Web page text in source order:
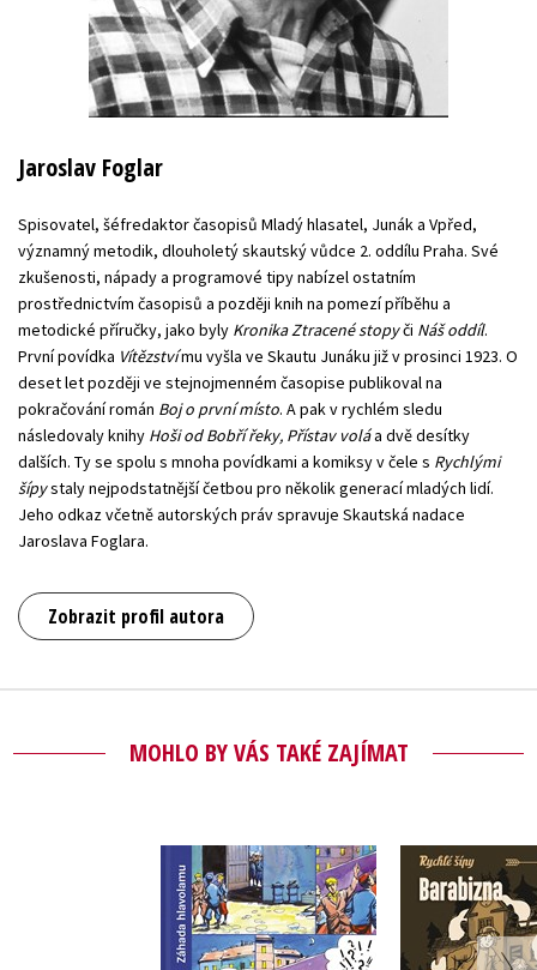
Jaroslav Foglar
Spisovatel, šéfredaktor časopisů Mladý hlasatel, Junák a Vpřed,
významný metodik, dlouholetý skautský vůdce 2. oddílu Praha. Své
zkušenosti, nápady a programové tipy nabízel ostatním
prostřednictvím časopisů a později knih na pomezí příběhu a
metodické příručky, jako byly Kronika Ztracené stopyči Náš oddíl.
První povídka Vítězstvímu vyšla ve Skautu Junáku již v prosinci 1923. O
deset let později ve stejnojmenném časopise publikoval na
pokračování román Boj o první místo. A pak v rychlém sledu
následovaly knihy Hoši od Bobří řeky, Přístav voláa dvě desítky
dalších. Ty se spolu s mnoha povídkami a komiksy v čele s Rychlými
šípystaly nejpodstatnější četbou pro několik generací mladých lidí.
Jeho odkaz včetně autorských práv spravuje Skautská nadace
Jaroslava Foglara.
Zobrazit profil autora
MOHLO BY VÁS TAKÉ ZAJÍMAT
Záhada hlavolamu
(sběratelské vydání)
Jaroslav Foglar Lucie
,
Jaroslav